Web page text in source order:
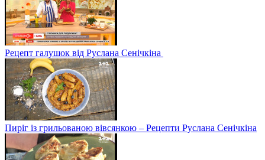
Рецепт галушок від Руслана Сенічкіна
Пиріг із грильованою вівсянкою – Рецепти Руслана Сенічкіна